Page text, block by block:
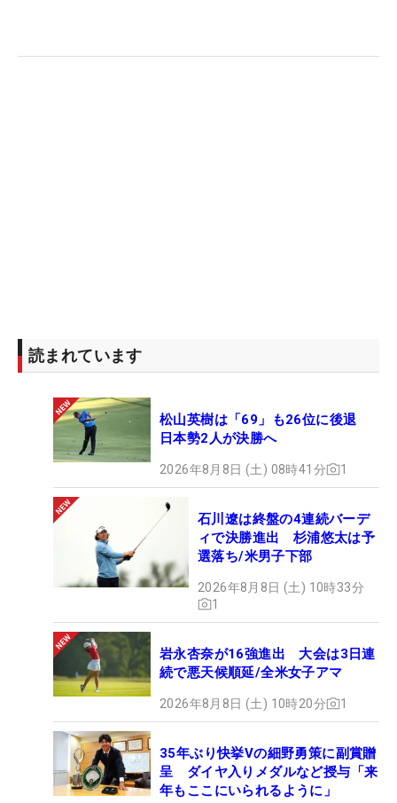
「今回はフェアウェイが広めですからね。ちょうど
いいバランスじゃないですか、パワーのある今の若
手には。グリーンのアンジュレーションがしっかり
あるので、求められるショットもわかりやすい。ピ
ン位置にもよりますけど、難しくていいコースです
よ」。90年代のラフと近年のワイドフェアウェイが
融合したセッティングとも感じている。
2012年、43歳の時に賞金王のタイトルを獲得して
いるが、そのキャリアに「日本オープン」のタイト
ルはない。栄冠にあと一歩と迫った10年大会は単独
首位で最終日をスタートさせたが、キム・キョンテ
（韓国）に逆転負け。単独2位に終わった。
26回目の出場に「（優勝とか）考えてないです
（笑）」と自嘲気味に話す。「JGAさんにシニアの
資格をいただいているので、シニア代表として4日
間戦いたい。グリーンの硬さも速さもちょうどい
読まれています
松山英樹は「69」も26位に後退
日本勢2人が決勝へ
2026年8月8日 (土) 08時41分 1
石川遼は終盤の4連続バーデ
ィで決勝進出 杉浦悠太は予
選落ち/米男子下部
2026年8月8日 (土) 10時33分
1
岩永杏奈が16強進出 大会は3日連
続で悪天候順延/全米女子アマ
2026年8月8日 (土) 10時20分 1
35年ぶり快挙Vの細野勇策に副賞贈
呈 ダイヤ入りメダルなど授与「来
年もここにいられるように」